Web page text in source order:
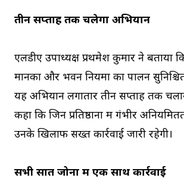
तीन सप्ताह तक चलेगा अभियान
एलडीए उपाध्यक्ष प्रथमेश कुमार ने बताया
मानकों और भवन नियमों का पालन
यह अभियान लगातार तीन सप्ताह तक
कहा कि जिन प्रतिष्ठानों में गंभीर
उनके खिलाफ सख्त कार्रवाई जारी रहेगी।
सभी सात जोनों में एक साथ कार्रवाई